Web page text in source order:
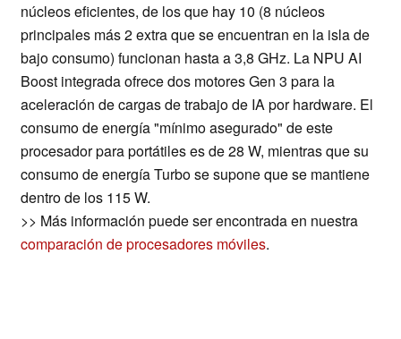
núcleos eficientes, de los que hay 10 (8 núcleos
principales más 2 extra que se encuentran en la isla de
bajo consumo) funcionan hasta a 3,8 GHz. La NPU AI
Boost integrada ofrece dos motores Gen 3 para la
aceleración de cargas de trabajo de IA por hardware. El
consumo de energía "mínimo asegurado" de este
procesador para portátiles es de 28 W, mientras que su
consumo de energía Turbo se supone que se mantiene
dentro de los 115 W.
>> Más información puede ser encontrada en nuestra
comparación de procesadores móviles.